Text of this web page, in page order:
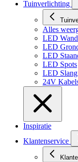
Tuinverlichting
Alles
LED
LED
LED
LED Spots
LED Slang
24V
Inspiratie
Klantenservice